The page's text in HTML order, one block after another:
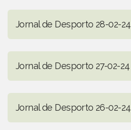
Jornal de Desporto 28-02-24
Jornal de Desporto 27-02-24
Jornal de Desporto 26-02-24